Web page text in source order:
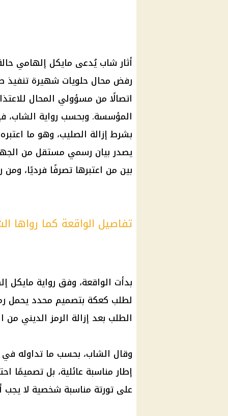
أثار شاب يُدعى مايكل إلهامي
رفض محال حلويات شهيرة تنفيذ
اتصالًا من مسؤولي المحال
المؤسسة. وبحسب رواية الشاب،
بشرط إزالة الصليب، وهو ما
يصدر بيان رسمي مستقل من
بين من اعتبرها تصرفًا فرديًا،
تفاصيل الواقعة كما رواها
بدأت الواقعة، وفق رواية مايكل
لطلب كعكة بتصميم محدد يحمل
الطلب بعد إزالة الرمز الديني من
وقال الشاب، بحسب ما تداوله في
إطار مناسبة عائلية، بل تصميمًا
على تورتة مناسبة شخصية لا